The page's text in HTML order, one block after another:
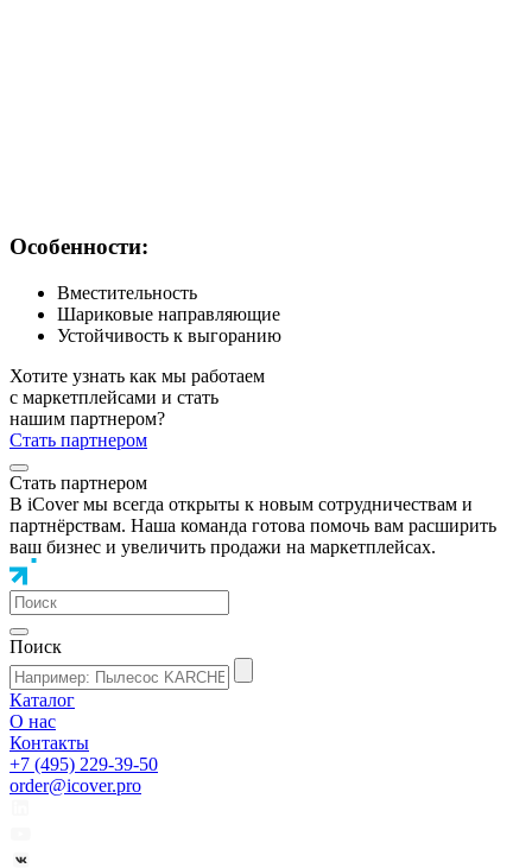
Особенности:
Вместительность
Шариковые направляющие
Устойчивость к выгоранию
Хотите узнать как мы работаем
с маркетплейсами и стать
нашим партнером?
Стать партнером
Стать партнером
В iCover мы всегда открыты к новым сотрудничествам и
партнёрствам. Наша команда готова помочь вам расширить
ваш бизнес и увеличить продажи на маркетплейсах.
Поиск
Каталог
О нас
Контакты
+7 (495) 229-39-50
order@icover.pro